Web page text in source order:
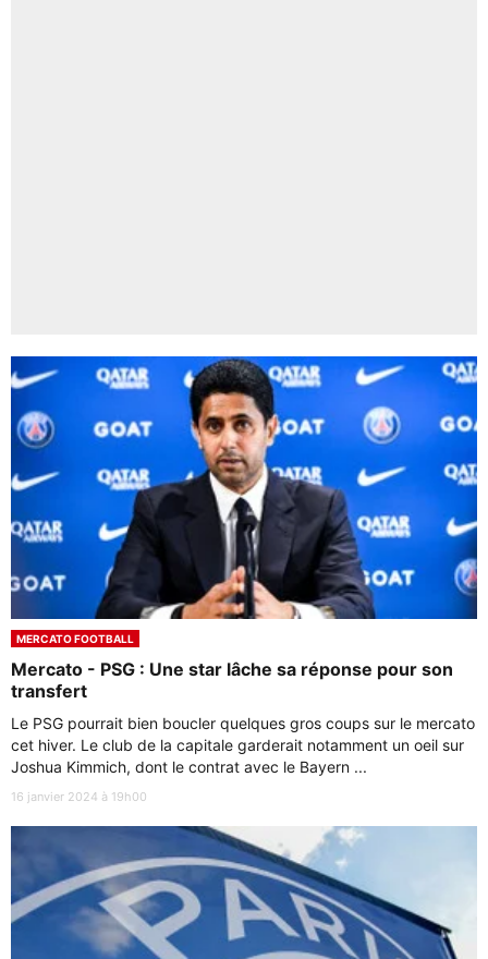
MERCATO FOOTBALL
Mercato - PSG : Une star lâche sa réponse pour son
transfert
Le PSG pourrait bien boucler quelques gros coups sur le mercato
cet hiver. Le club de la capitale garderait notamment un oeil sur
Joshua Kimmich, dont le contrat avec le Bayern ...
16 janvier 2024 à 19h00